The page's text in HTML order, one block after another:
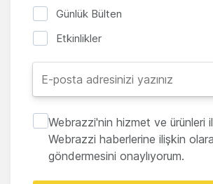
Günlük Bülten
Etkinlikler
Webrazzi'nin hizmet ve ürünleri
Webrazzi haberlerine ilişkin
göndermesini onaylıyorum.